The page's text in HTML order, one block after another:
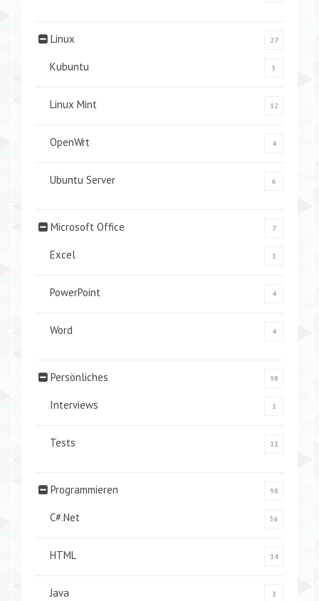
Linux 27
Kubuntu 5
Linux Mint 12
OpenWrt 4
Ubuntu Server 6
Microsoft Office 7
Excel 1
PowerPoint 4
Word 4
Persönliches 98
Interviews 1
Tests 11
Programmieren 98
C#.Net 56
HTML 14
Java 3